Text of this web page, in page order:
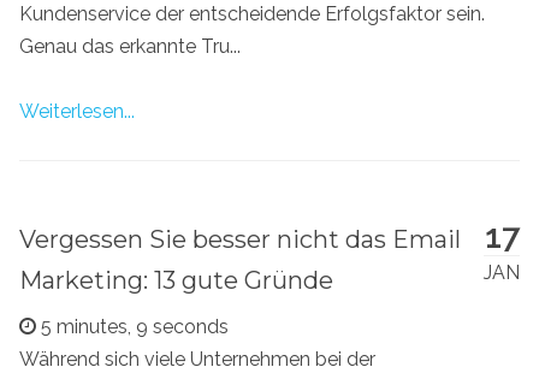
Kundenservice der entscheidende Erfolgsfaktor sein.
Genau das erkannte Tru...
Weiterlesen...
17
JAN
Vergessen Sie besser nicht das Email
Marketing: 13 gute Gründe
5 minutes, 9 seconds
Während sich viele Unternehmen bei der